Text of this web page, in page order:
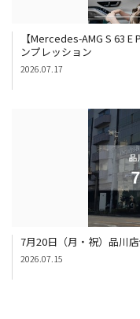
【Mercedes-AMG S 63
ンプレッション
2026.07.17
7月20日（月・祝）品川
2026.07.15